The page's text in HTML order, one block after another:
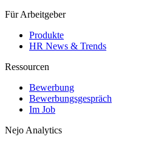
Für Arbeitgeber
Produkte
HR News & Trends
Ressourcen
Bewerbung
Bewerbungsgespräch
Im Job
Nejo Analytics